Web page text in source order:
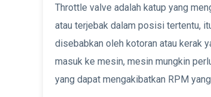
Throttle valve adalah katup yang
atau terjebak dalam posisi tertentu,
disebabkan oleh kotoran atau kerak
masuk ke mesin, mesin mungkin
yang dapat mengakibatkan RPM